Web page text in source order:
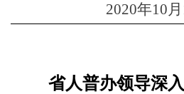
2020年10月
省人普办领导深